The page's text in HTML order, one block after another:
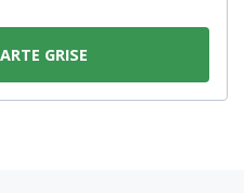
GRISE